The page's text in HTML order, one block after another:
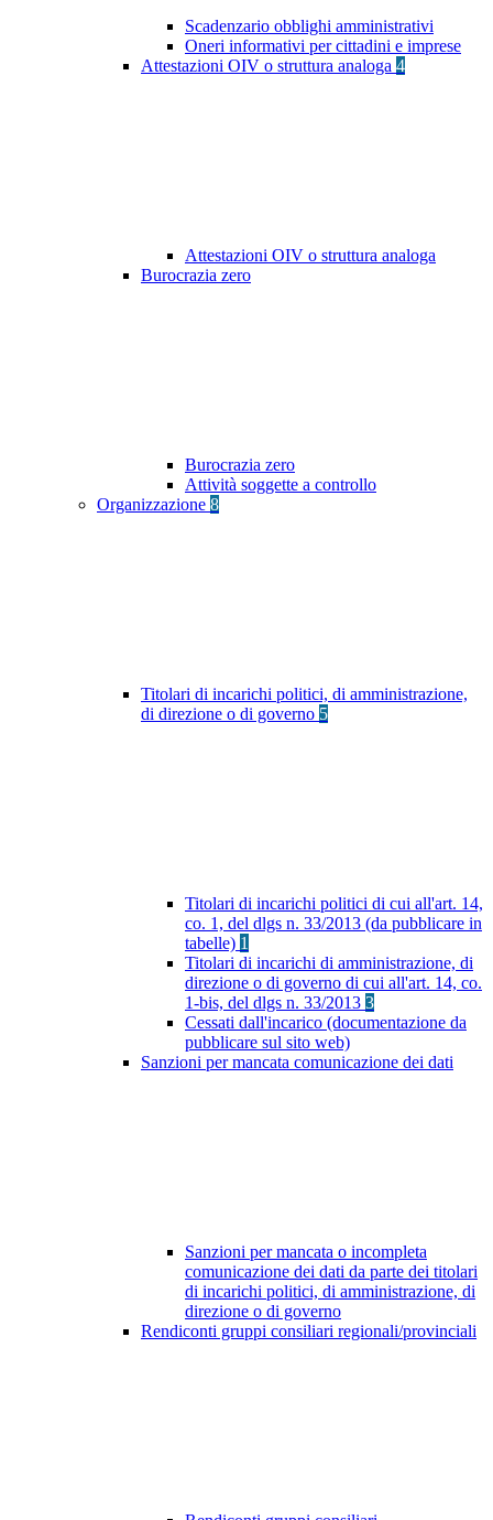
Scadenzario obblighi amministrativi
Oneri informativi per cittadini e imprese
Attestazioni OIV o struttura analoga 4
Attestazioni OIV o struttura analoga
Burocrazia zero
Burocrazia zero
Attività soggette a controllo
Organizzazione 8
Titolari di incarichi politici, di amministrazione,
di direzione o di governo 5
Titolari di incarichi politici di cui all'art. 14,
co. 1, del dlgs n. 33/2013 (da pubblicare in
tabelle) 1
Titolari di incarichi di amministrazione, di
direzione o di governo di cui all'art. 14, co.
1-bis, del dlgs n. 33/2013 3
Cessati dall'incarico (documentazione da
pubblicare sul sito web)
Sanzioni per mancata comunicazione dei dati
Sanzioni per mancata o incompleta
comunicazione dei dati da parte dei titolari
di incarichi politici, di amministrazione, di
direzione o di governo
Rendiconti gruppi consiliari regionali/provinciali